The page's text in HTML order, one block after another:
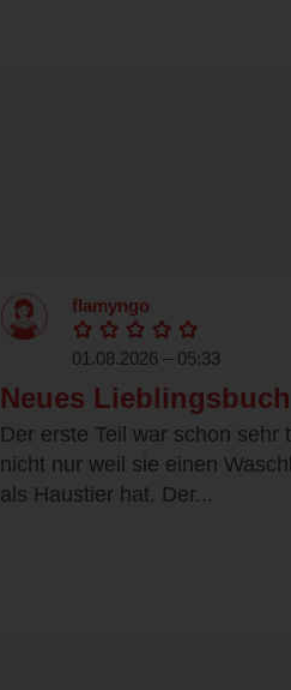
flamyngo
01.08.2026 – 05:33
Neues Lieblingsbuch
Der erste Teil war schon sehr
nicht nur weil sie einen
als Haustier hat. Der...